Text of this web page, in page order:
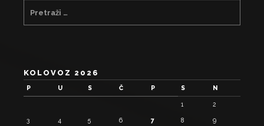
KOLOVOZ 2026
P U S Č P S N
1 2
3 4 5 6 7 8 9